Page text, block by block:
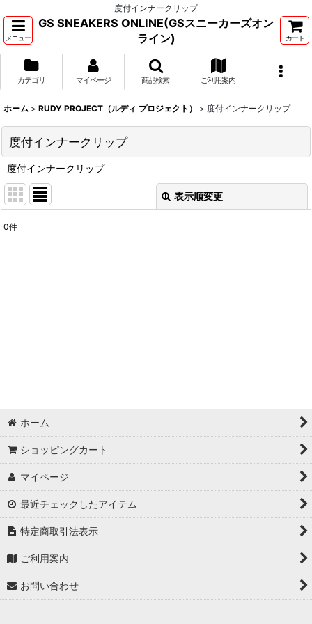
度付インナークリップ
メニュー
GS SNEAKERS ONLINE(GSスニーカーズオン
ライン)
カート
カテゴリ マイページ 商品検索 ご利用案内
ホーム > RUDY PROJECT（ルディ プロジェクト） > 度付インナークリップ
度付インナークリップ
度付インナークリップ
表示順変更
0件
ホーム
ショッピングカート
マイページ
最近チェックしたアイテム
特定商取引法表示
ご利用案内
お問い合わせ